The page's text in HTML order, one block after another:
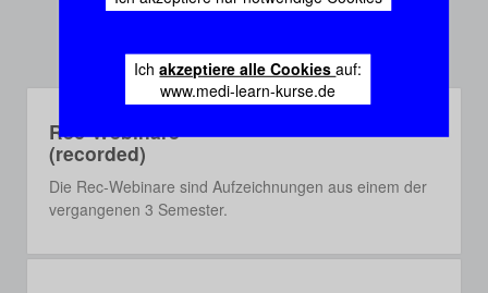
Ichakzeptiere alle Cookiesauf:
www.medi-learn-kurse.de
Rec-Webinare
(recorded)
Die Rec-Webinare sind Aufzeichnungen aus einem der
vergangenen 3 Semester.